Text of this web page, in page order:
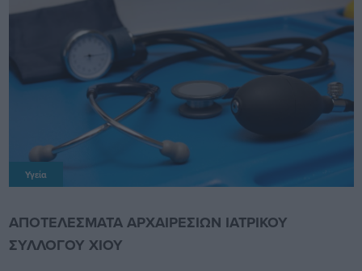
Υγεία
ΑΠΟΤΕΛΕΣΜΑΤΑ ΑΡΧΑΙΡΕΣΙΩΝ ΙΑΤΡΙΚΟΥ
ΣΥΛΛΟΓΟΥ ΧΙΟΥ